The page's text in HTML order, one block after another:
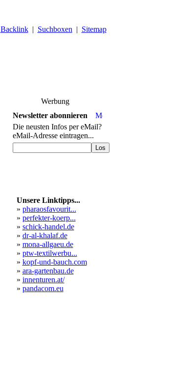
Backlink| Suchboxen | Sitemap
Werbung
Newsletter abonnieren
Die neusten Infos per eMail?
eMail-Adresse eintragen...
Unsere Linktipps...
» pharaosfavourit...
» perfekter-koerp...
» schick-handel.de
» dr-al-khalaf.de
» mona-allgaeu.de
» ptw-textilwerbu...
» kopf-und-bauch.com
» ara-gartenbau.de
» innenturen.at/
» pandacom.eu